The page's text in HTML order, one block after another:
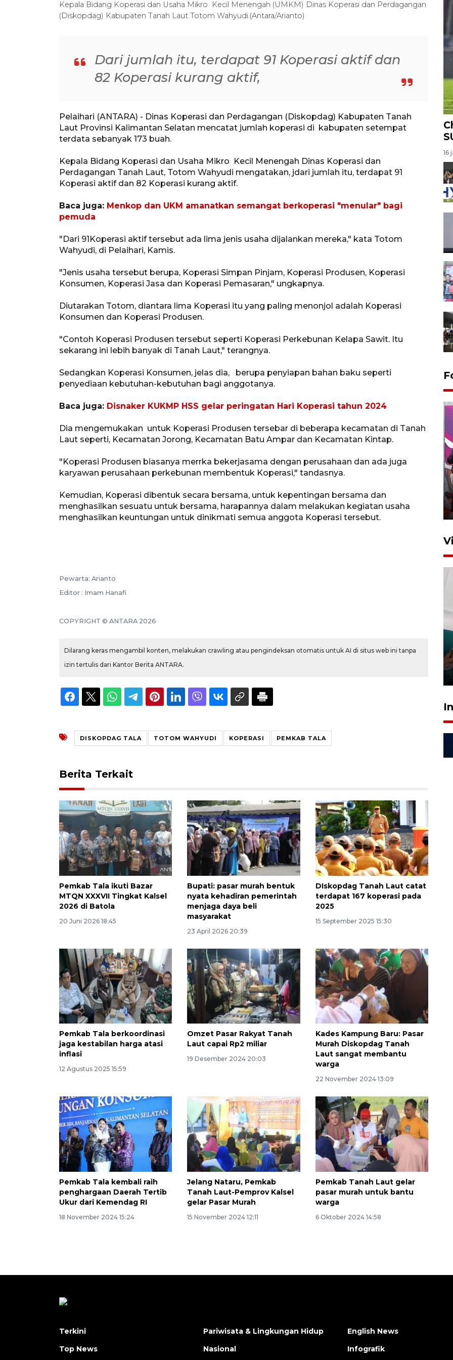
Kepala Bidang Koperasi dan Usaha Mikro Kecil Menengah (UMKM) Dinas Koperasi dan Perdagangan
(Diskopdag) Kabupaten Tanah Laut Totom Wahyudi.(Antara/Arianto)
Dari jumlah itu, terdapat 91 Koperasi aktif dan
82 Koperasi kurang aktif,
Pelaihari (ANTARA) - Dinas Koperasi dan Perdagangan (Diskopdag) Kabupaten Tanah
Laut Provinsi Kalimantan Selatan mencatat jumlah koperasi di kabupaten setempat
terdata sebanyak 173 buah.
Kepala Bidang Koperasi dan Usaha Mikro Kecil Menengah Dinas Koperasi dan
Perdagangan Tanah Laut, Totom Wahyudi mengatakan, jdari jumlah itu, terdapat 91
Koperasi aktif dan 82 Koperasi kurang aktif.
Baca juga: Menkop dan UKM amanatkan semangat berkoperasi "menular" bagi
pemuda
"Dari 91Koperasi aktif tersebut ada lima jenis usaha dijalankan mereka," kata Totom
Wahyudi, di Pelaihari, Kamis.
"Jenis usaha tersebut berupa, Koperasi Simpan Pinjam, Koperasi Produsen, Koperasi
Konsumen, Koperasi Jasa dan Koperasi Pemasaran," ungkapnya.
Diutarakan Totom, diantara lima Koperasi itu yang paling menonjol adalah Koperasi
Konsumen dan Koperasi Produsen.
"Contoh Koperasi Produsen tersebut seperti Koperasi Perkebunan Kelapa Sawit. Itu
sekarang ini lebih banyak di Tanah Laut," terangnya.
Sedangkan Koperasi Konsumen, jelas dia, berupa penyiapan bahan baku seperti
penyediaan kebutuhan-kebutuhan bagi anggotanya.
Baca juga: Disnaker KUKMP HSS gelar peringatan Hari Koperasi tahun 2024
Dia mengemukakan untuk Koperasi Produsen tersebar di beberapa kecamatan di Tanah
Laut seperti, Kecamatan Jorong, Kecamatan Batu Ampar dan Kecamatan Kintap.
"Koperasi Produsen biasanya merrka bekerjasama dengan perusahaan dan ada juga
karyawan perusahaan perkebunan membentuk Koperasi," tandasnya.
Kemudian, Koperasi dibentuk secara bersama, untuk kepentingan bersama dan
menghasilkan sesuatu untuk bersama, harapannya dalam melakukan kegiatan usaha
menghasilkan keuntungan untuk dinikmati semua anggota Koperasi tersebut.
Pewarta: Arianto
Editor : Imam Hanafi
COPYRIGHT © ANTARA 2026
Dilarang keras mengambil konten, melakukan crawling atau pengindeksan otomatis untuk AI di situs web ini tanpa
izin tertulis dari Kantor Berita ANTARA.
DISKOPDAG TALA TOTOM WAHYUDI KOPERASI PEMKAB TALA
Berita Terkait
Pemkab Tala ikuti Bazar
MTQN XXXVII Tingkat Kalsel
2026 di Batola
20 Juni 2026 18:45
Bupati: pasar murah bentuk
nyata kehadiran pemerintah
menjaga daya beli
masyarakat
23 April 2026 20:39
DIskopdag Tanah Laut catat
terdapat 167 koperasi pada
2025
15 September 2025 15:30
Pemkab Tala berkoordinasi
jaga kestabilan harga atasi
inflasi
12 Agustus 2025 15:59
Omzet Pasar Rakyat Tanah
Laut capai Rp2 miliar
19 Desember 2024 20:03
Kades Kampung Baru: Pasar
Murah Diskopdag Tanah
Laut sangat membantu
warga
22 November 2024 13:09
Pemkab Tala kembali raih
penghargaan Daerah Tertib
Ukur dari Kemendag RI
18 November 2024 15:24
Jelang Nataru, Pemkab
Tanah Laut-Pemprov Kalsel
gelar Pasar Murah
15 November 2024 12:11
Pemkab Tanah Laut gelar
pasar murah untuk bantu
warga
6 Oktober 2024 14:58
16
Ketua DPRD Syahrial hadiri
Bola Usia Dini
23 Juli 2026 21:36
Pendidikan Kesetaraan
Layanan haji Indonesia
semakin memuaskan
2026-08-08 15:00:00
Terkini
Top News
Pariwisata & Lingkungan Hidup
Nasional
English News
Infografik